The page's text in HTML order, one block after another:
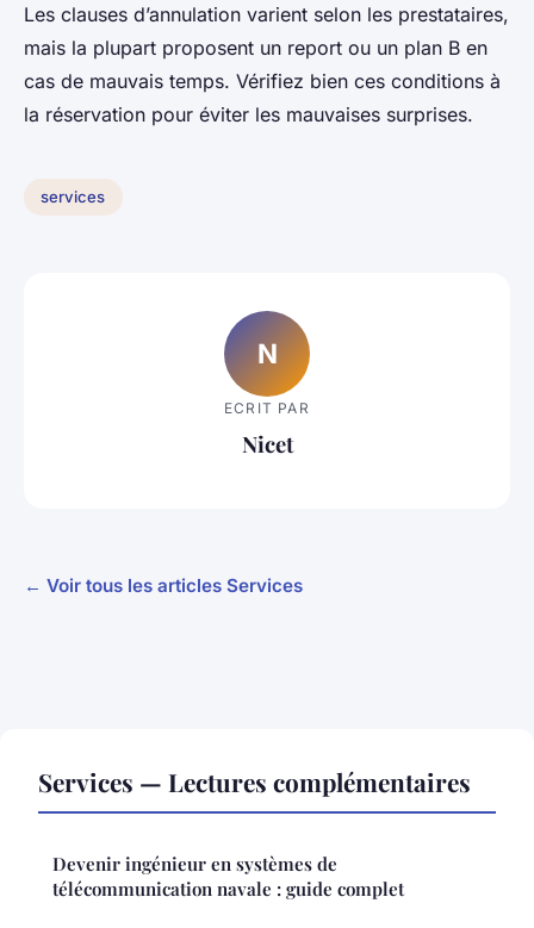
Les clauses d’annulation varient selon les prestataires,
mais la plupart proposent un report ou un plan B en
cas de mauvais temps. Vérifiez bien ces conditions à
la réservation pour éviter les mauvaises surprises.
services
N
ECRIT PAR
Nicet
← Voir tous les articles Services
Services — Lectures complémentaires
Devenir ingénieur en systèmes de
télécommunication navale : guide complet